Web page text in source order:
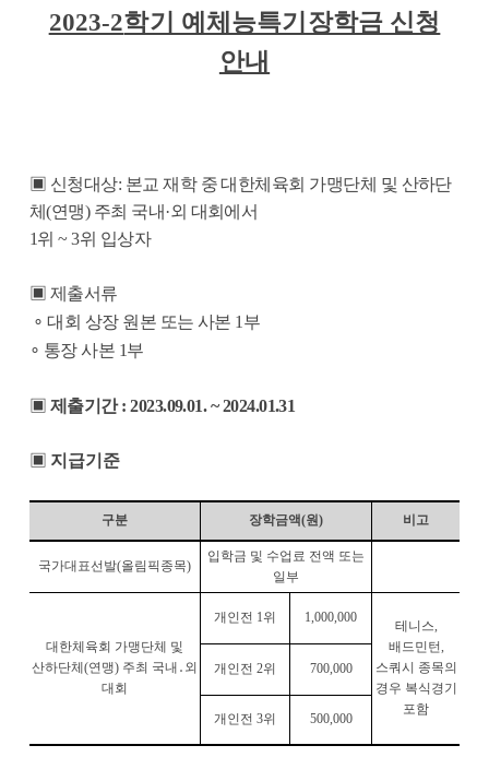
2023-2학기 예체능특기장학금 신청
안내
▣ 신청대상: 본교 재학 중 대한체육회 가맹단체 및 산하단
체(연맹) 주최 국내·외 대회에서
1위~ 3위 입상자
▣ 제출서류
∘대회 상장 원본 또는 사본 1 부
∘ 통장 사본 1부
▣ 제출기간: 2023.09.01. ~ 2024.01.31
▣ 지급기준
구분 장학금액(원) 비고
국가대표선발(올림픽종목)
입학금 및 수업료 전액 또는
일부
대한체육회 가맹단체 및
산하단체 (연맹) 주최 국내 ․ 외
대회
개인전 1위 1,000,000
테니스,
배드민턴,
스쿼시 종목의
경우 복식경기
포함
개인전 2위 700,000
개인전 3위 500,000